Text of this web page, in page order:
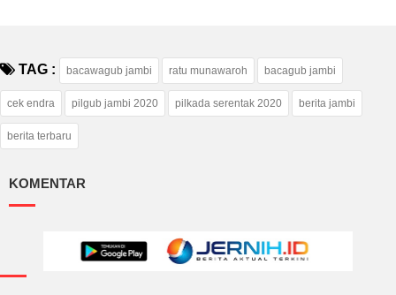
TAG : bacawagub jambi ratu munawaroh bacagub jambi
cek endra pilgub jambi 2020 pilkada serentak 2020 berita jambi
berita terbaru
KOMENTAR